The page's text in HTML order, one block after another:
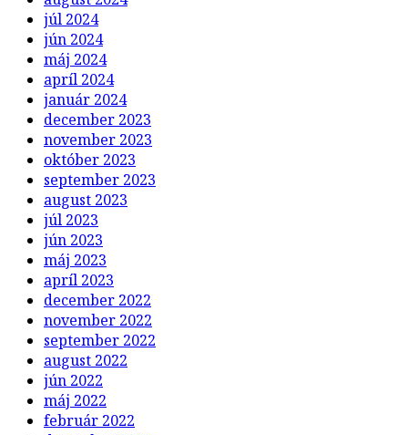
júl 2024
jún 2024
máj 2024
apríl 2024
január 2024
december 2023
november 2023
október 2023
september 2023
august 2023
júl 2023
jún 2023
máj 2023
apríl 2023
december 2022
november 2022
september 2022
august 2022
jún 2022
máj 2022
február 2022